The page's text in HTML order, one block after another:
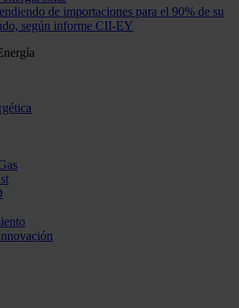
de importaciones para el 90% de su
según informe CII-EY